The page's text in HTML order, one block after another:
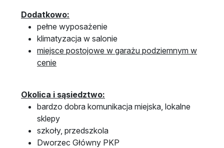
Dodatkowo:
pełne wyposażenie
klimatyzacja w salonie
miejsce postojowe w garażu podziemnym w
cenie
Okolica i sąsiedztwo:
bardzo dobra komunikacja miejska, lokalne
sklepy
szkoły, przedszkola
Dworzec Główny PKP